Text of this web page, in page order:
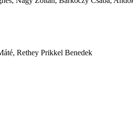
Rethey Prikkel Benedek